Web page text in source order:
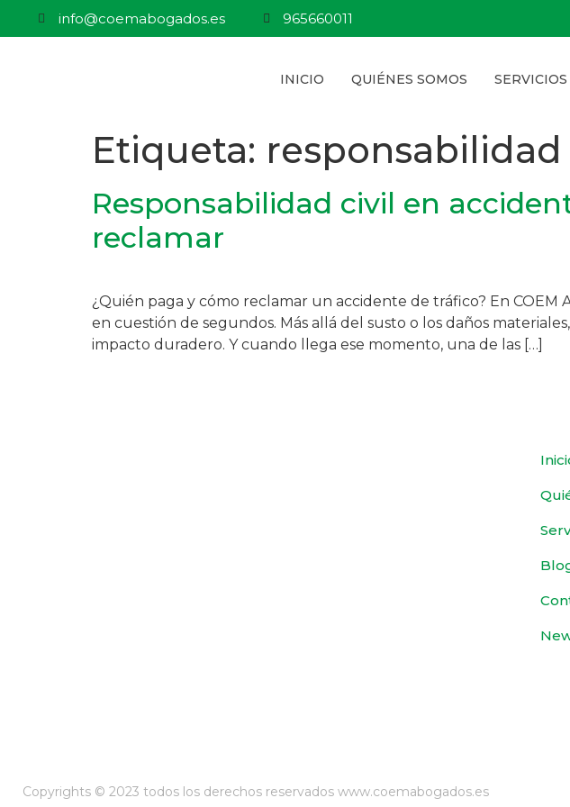
info@coemabogados.es 965660011
INICIO QUIÉNES SOMOS SERVICIOS
Etiqueta:
Responsabilidad civil en
reclamar
¿Quién paga y cómo reclamar un accidente de tráfico? En
en cuestión de segundos. Más allá del susto o los daños
impacto duradero. Y cuando llega ese momento, una de las […]
Copyrights © 2023 todos los derechos reservados www.coemabogados.es